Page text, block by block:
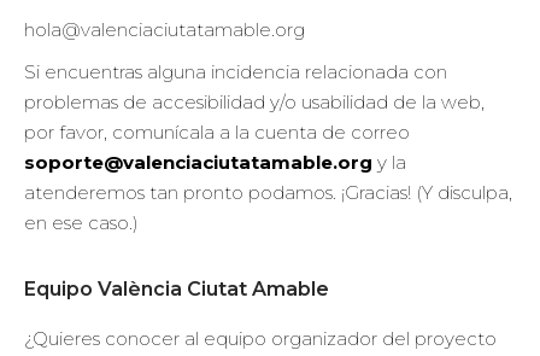
hola@valenciaciutatamable.org
Si encuentras alguna incidencia relacionada con
problemas de accesibilidad y/o usabilidad de la web,
por favor, comunícala a la cuenta de correo
soporte@valenciaciutatamable.org y la
atenderemos tan pronto podamos. ¡Gracias! (Y disculpa,
en ese caso.)
Equipo València Ciutat Amable
¿Quieres conocer al equipo organizador del proyecto